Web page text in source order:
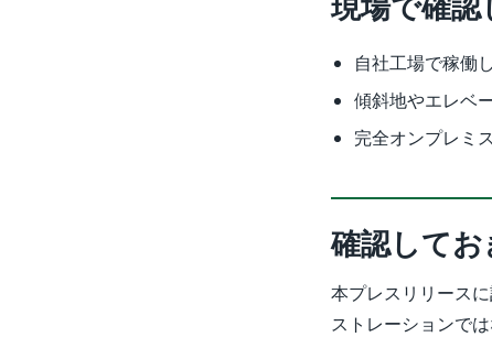
自社工場で稼働
傾斜地やエレベ
完全オンプレミ
確認して
本プレスリリース
ストレーションで